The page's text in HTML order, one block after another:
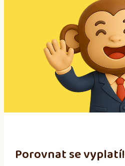
:
Porovnat se vyplatí!